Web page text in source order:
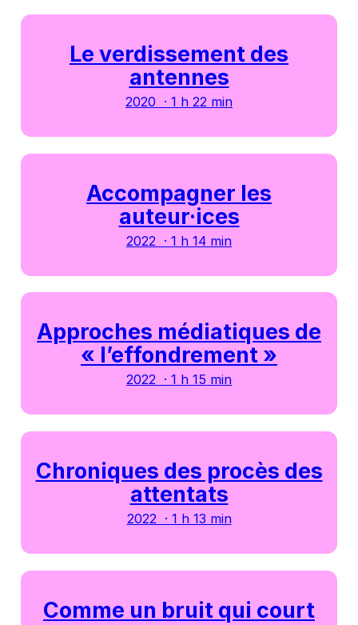
Le verdissement des
antennes
2020 · 1 h 22 min
Accompagner les
auteur·ices
2022 · 1 h 14 min
Approches médiatiques de
« l’effondrement »
2022 · 1 h 15 min
Chroniques des procès des
attentats
2022 · 1 h 13 min
Comme un bruit qui court